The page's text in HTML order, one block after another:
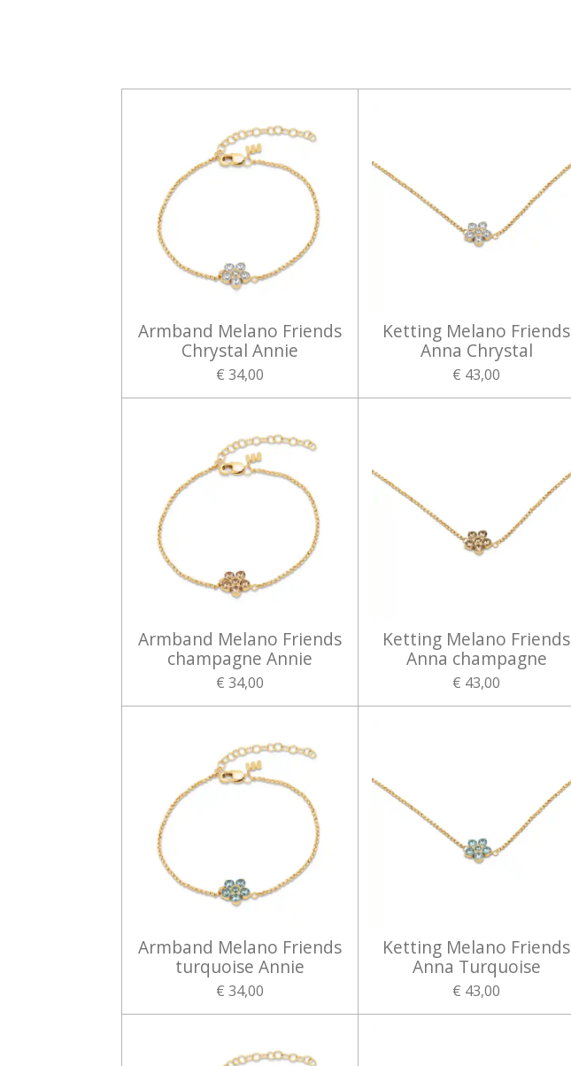
Armband Melano Friends
Chrystal Annie
€ 34,00
Ketting Melano Friends
Anna Chrystal
€ 43,00
Armband Melano Friends
champagne Annie
€ 34,00
Ketting Melano Friends
Anna champagne
€ 43,00
Armband Melano Friends
turquoise Annie
€ 34,00
Ketting Melano Friends
Anna Turquoise
€ 43,00